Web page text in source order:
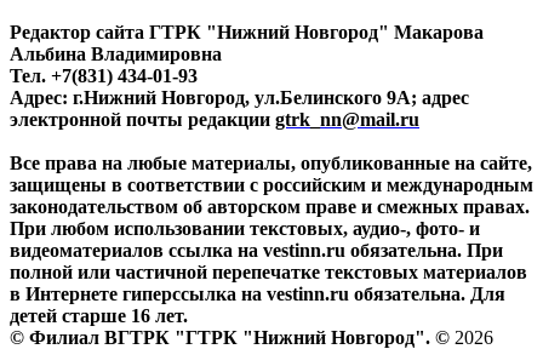
Редактор сайта ГТРК "Нижний Новгород" Макарова
Альбина Владимировна
Тел. +7(831) 434-01-93
Адрес: г.Нижний Новгород, ул.Белинского 9А; адрес
электронной почты редакции gtrk_nn@mail.ru
Все права на любые материалы, опубликованные на сайте,
защищены в соответствии с российским и международным
законодательством об авторском праве и смежных правах.
При любом использовании текстовых, аудио-, фото- и
видеоматериалов ссылка на vestinn.ru обязательна. При
полной или частичной перепечатке текстовых материалов
в Интернете гиперссылка на vestinn.ru обязательна. Для
детей старше 16 лет.
© Филиал ВГТРК "ГТРК "Нижний Новгород". © 2026